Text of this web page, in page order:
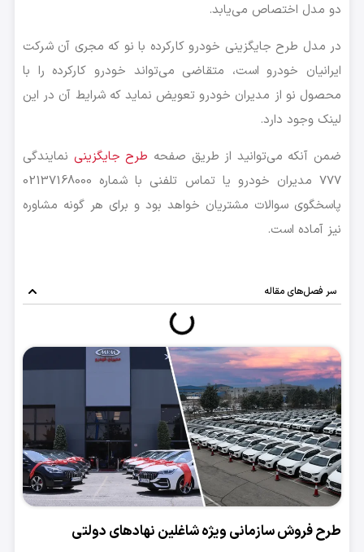
دو مدل اختصاص می‌یابد.
در مدل طرح جایگزینی خودرو کارکرده با نو که مجری آن شرکت
ایرانیان خودرو است، متقاضی می‌تواند خودرو کارکرده را با
محصول نو از مدیران خودرو تعویض نماید که شرایط آن در این
لینک وجود دارد.
ضمن آنکه می‌توانید از طریق صفحه طرح جایگزینی نمایندگی
777 مدیران خودرو یا تماس تلفنی با شماره 02137168000
پاسخگوی سوالات مشتریان خواهد بود و برای هر گونه مشاوره
نیز آماده است.
سر فصل‌های مقاله
طرح فروش سازمانی ویژه شاغلین نهادهای دولتی